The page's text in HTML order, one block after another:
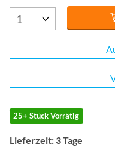
25+ Stück Vorrätig
Lieferzeit: 3 Tage